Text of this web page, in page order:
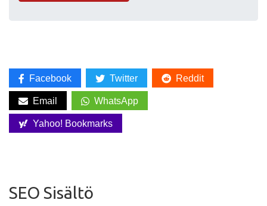
Facebook Twitter Reddit
Email WhatsApp
Yahoo! Bookmarks
SEO Sisältö